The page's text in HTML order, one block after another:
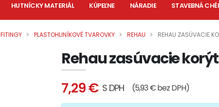
HUTNÍCKY MATERIÁL KÚPEĽNE NÁRADIE STAVEBNÁ
FITINGY PLASTOHLINÍKOVÉ TVAROVKY REHAU REHAU ZASÚVACIE
Rehau zasúvacie
7,29 € S DPH (5,93 € bez DPH)